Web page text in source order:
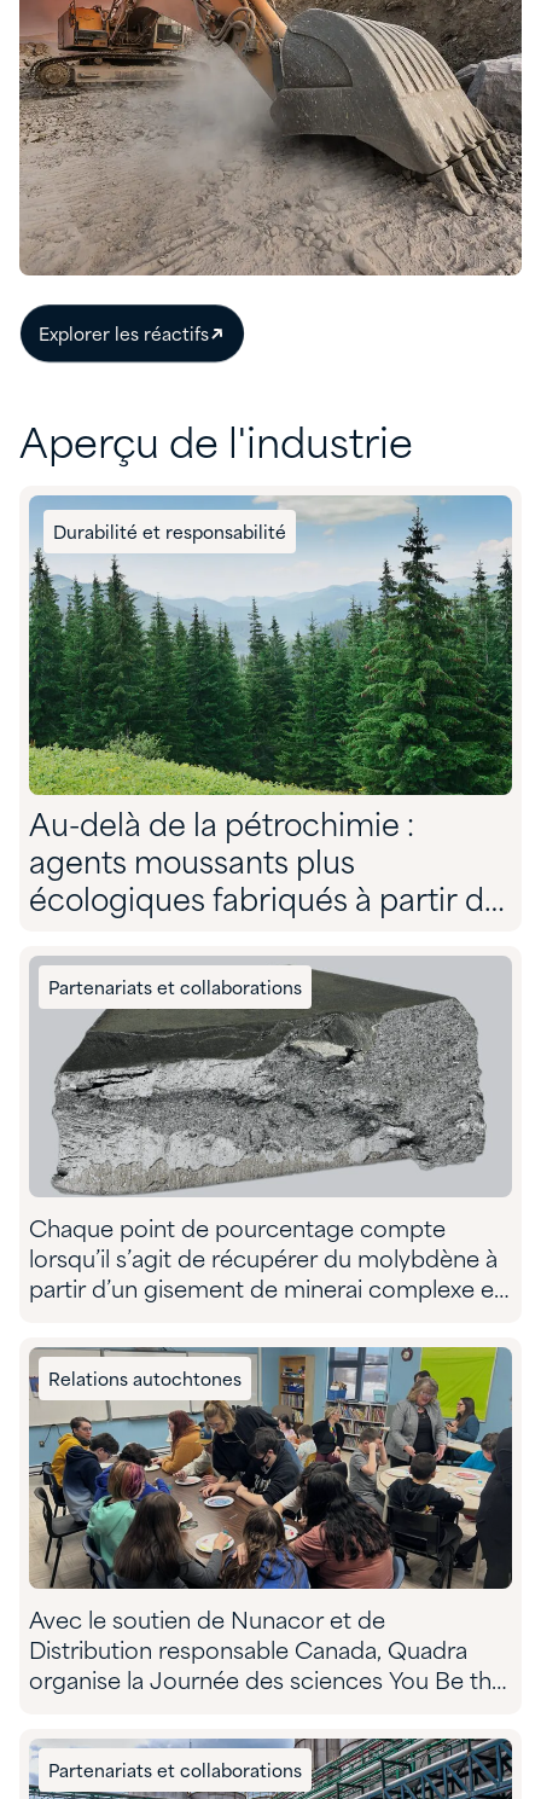
Explorer les réactifs
Aperçu de l'industrie
Durabilité et responsabilité
Au-delà de la pétrochimie :
agents moussants plus
écologiques fabriqués à partir de
Partenariats et collaborations
Chaque point de pourcentage compte
lorsqu’il s’agit de récupérer du molybdène à
partir d’un gisement de minerai complexe et
Relations autochtones
Avec le soutien de Nunacor et de
Distribution responsable Canada, Quadra
organise la Journée des sciences You Be the
NunatuKavut
Partenariats et collaborations